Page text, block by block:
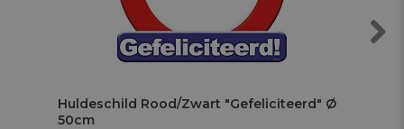
Huldeschild Rood/Zwart "Gefeliciteerd" Ø
50cm